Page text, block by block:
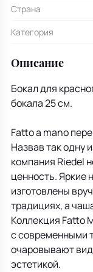
Страна
Категория
Описание
Бокал для
бокала 25 см.
Fatto a mano
Назвав так одну
компания Riedel
ценность. Яркие
изготовлены
традициях, а
Коллекция Fatto
с современными
очаровывают
эстетикой.